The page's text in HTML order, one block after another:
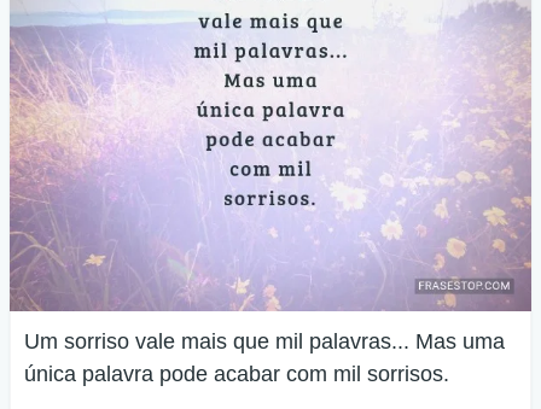
Um sorriso vale mais que mil palavras... Mas uma
única palavra pode acabar com mil sorrisos.